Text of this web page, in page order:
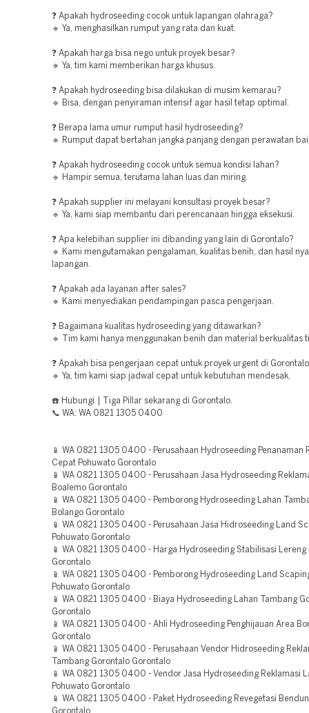
❓ Apakah hydroseeding cocok untuk lapangan olahraga?
🔹 Ya, menghasilkan rumput yang rata dan kuat.
❓ Apakah harga bisa nego untuk proyek besar?
🔹 Ya, tim kami memberikan harga khusus.
❓ Apakah hydroseeding bisa dilakukan di musim kemarau?
🔹 Bisa, dengan penyiraman intensif agar hasil tetap optimal.
❓ Berapa lama umur rumput hasil hydroseeding?
🔹 Rumput dapat bertahan jangka panjang dengan perawatan
❓ Apakah hydroseeding cocok untuk semua kondisi lahan?
🔹 Hampir semua, terutama lahan luas dan miring.
❓ Apakah supplier ini melayani konsultasi proyek besar?
🔹 Ya, kami siap membantu dari perencanaan hingga eksekusi.
❓ Apa kelebihan supplier ini dibanding yang lain di Gorontalo?
🔹 Kami mengutamakan pengalaman, kualitas benih, dan hasil
lapangan.
❓ Apakah ada layanan after sales?
🔹 Kami menyediakan pendampingan pasca pengerjaan.
❓ Bagaimana kualitas hydroseeding yang ditawarkan?
🔹 Tim kami hanya menggunakan benih dan material berkualitas
❓ Apakah bisa pengerjaan cepat untuk proyek urgent di
🔹 Ya, tim kami siap jadwal cepat untuk kebutuhan mendesak.
☎️ Hubungi | Tiga Pillar sekarang di Gorontalo.
📞 WA: WA 0821 1305 0400
📱 WA 0821 1305 0400 - Perusahaan Hydroseeding Penanaman
Cepat Pohuwato Gorontalo
📱 WA 0821 1305 0400 - Perusahaan Jasa Hydroseeding
Boalemo Gorontalo
📱 WA 0821 1305 0400 - Pemborong Hydroseeding Lahan
Bolango Gorontalo
📱 WA 0821 1305 0400 - Perusahaan Jasa Hidroseeding Land
Pohuwato Gorontalo
📱 WA 0821 1305 0400 - Harga Hydroseeding Stabilisasi Lereng
Gorontalo
📱 WA 0821 1305 0400 - Pemborong Hydroseeding Land
Pohuwato Gorontalo
📱 WA 0821 1305 0400 - Biaya Hydroseeding Lahan Tambang
Gorontalo
📱 WA 0821 1305 0400 - Ahli Hydroseeding Penghijauan Area
Gorontalo
📱 WA 0821 1305 0400 - Perusahaan Vendor Hidroseeding
Tambang Gorontalo Gorontalo
📱 WA 0821 1305 0400 - Vendor Jasa Hydroseeding Reklamasi
Pohuwato Gorontalo
📱 WA 0821 1305 0400 - Paket Hydroseeding Revegetasi
Gorontalo